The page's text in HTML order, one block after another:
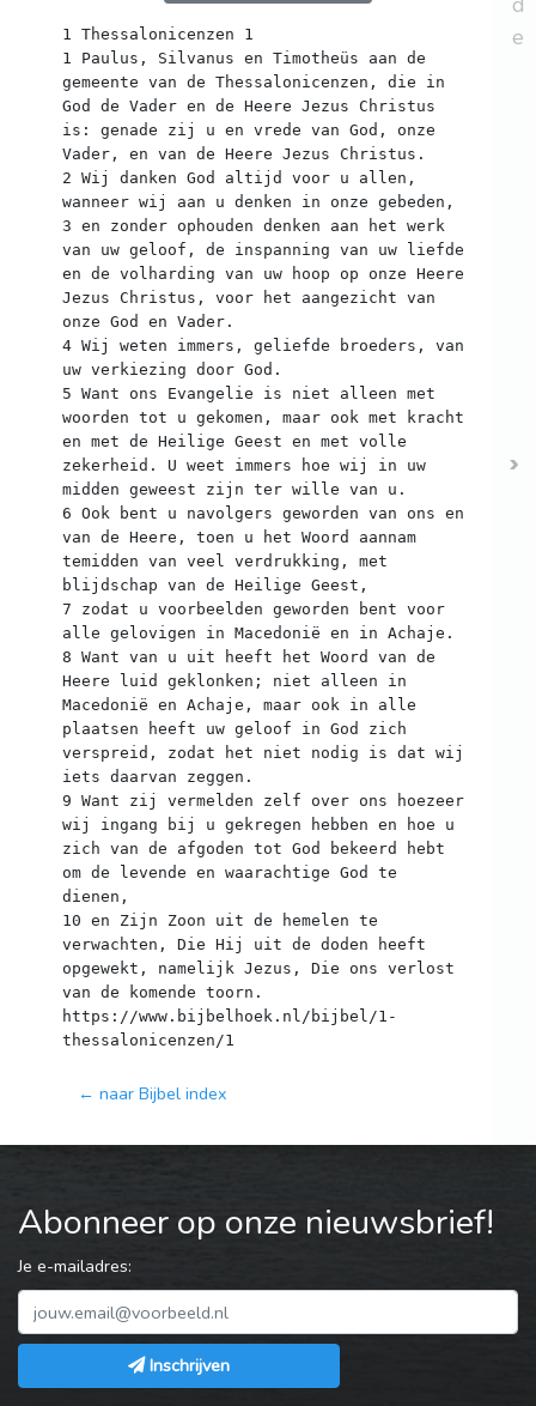
1 Thessalonicenzen 1
1 Paulus, Silvanus en Timotheüs aan de
gemeente van de Thessalonicenzen, die in
God de Vader en de Heere Jezus Christus
is: genade zij u en vrede van God, onze
Vader, en van de Heere Jezus Christus.
2 Wij danken God altijd voor u allen,
wanneer wij aan u denken in onze gebeden,
3 en zonder ophouden denken aan het werk
van uw geloof, de inspanning van uw liefde
en de volharding van uw hoop op onze Heere
Jezus Christus, voor het aangezicht van
onze God en Vader.
4 Wij weten immers, geliefde broeders, van
uw verkiezing door God.
5 Want ons Evangelie is niet alleen met
woorden tot u gekomen, maar ook met kracht
en met de Heilige Geest en met volle
zekerheid. U weet immers hoe wij in uw
midden geweest zijn ter wille van u.
6 Ook bent u navolgers geworden van ons en
van de Heere, toen u het Woord aannam
temidden van veel verdrukking, met
blijdschap van de Heilige Geest,
7 zodat u voorbeelden geworden bent voor
alle gelovigen in Macedonië en in Achaje.
8 Want van u uit heeft het Woord van de
Heere luid geklonken; niet alleen in
Macedonië en Achaje, maar ook in alle
plaatsen heeft uw geloof in God zich
verspreid, zodat het niet nodig is dat wij
iets daarvan zeggen.
9 Want zij vermelden zelf over ons hoezeer
wij ingang bij u gekregen hebben en hoe u
zich van de afgoden tot God bekeerd hebt
om de levende en waarachtige God te
dienen,
10 en Zijn Zoon uit de hemelen te
verwachten, Die Hij uit de doden heeft
opgewekt, namelijk Jezus, Die ons verlost
van de komende toorn.
https://www.bijbelhoek.nl/bijbel/1-
← naar Bijbel index
e
Abonneer op onze nieuwsbrief!
Je e-mailadres:
Inschrijven